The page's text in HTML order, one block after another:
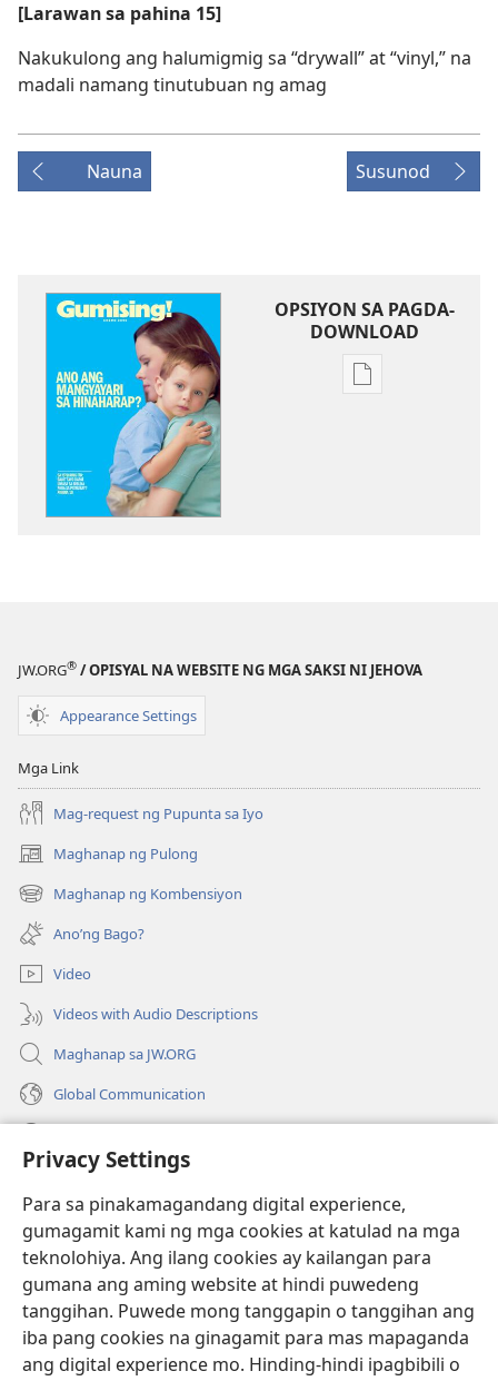
Privacy Settings
Para sa pinakamagandang digital experience,
gumagamit kami ng mga cookies at katulad na mga
teknolohiya. Ang ilang cookies ay kailangan para
gumana ang aming website at hindi puwedeng
tanggihan. Puwede mong tanggapin o tanggihan ang
iba pang cookies na ginagamit para mas mapaganda
ang digital experience mo. Hinding-hindi ipagbibili o
[Larawan sa pahina 15]
Nakukulong ang halumigmig sa “drywall” at “vinyl,” na
madali namang tinutubuan ng amag
Nauna Susunod
OPSIYON SA PAGDA-
DOWNLOAD
Opsiyon
JW.ORG® / OPISYAL NA WEBSITE NG MGA SAKSI NI JEHOVA
Appearance Settings
Mga Link
Mag-request ng Pupunta sa Iyo
Maghanap ng Pulong
(may
bubukas
na
bagong
window)
Maghanap ng Kombensiyon
(may
bubukas
na
bagong
window)
Ano’ng Bago?
Video
Videos with Audio Descriptions
Maghanap sa JW.ORG
Global Communication
(may
na
bagong
window)
Watchtower ONLINE LIBRARY™
(may
bubukas
na
bagong
window)
JW Hub ®
(may
bubukas
bagong
JW Library ®